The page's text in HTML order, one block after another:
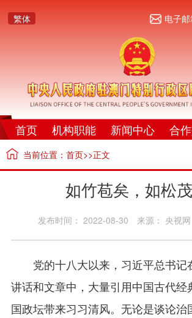
繁体 电子
首页 机构职能 新闻中心 合
当前位置： 首页>>正文
如竹苞矣，如松
发布时间： 2022-08-30 来源： 央视网
党的十八大以来，习近平总书记
讲话和文章中，大量引用中国古代经
国政坛带来习习清风。无论是谈论治